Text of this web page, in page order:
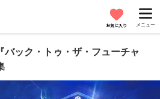
お気に入り メニュー
バック・トゥ・ザ・フューチャ